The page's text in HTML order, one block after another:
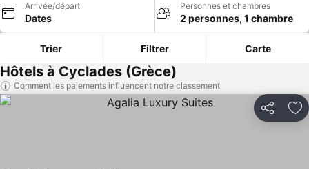
Arrivée/départ
Dates
Personnes et chambres
2 personnes, 1 chambre
Trier Filtrer Carte
Hôtels à Cyclades (Grèce)
Comment les paiements influencent notre classement
Partager